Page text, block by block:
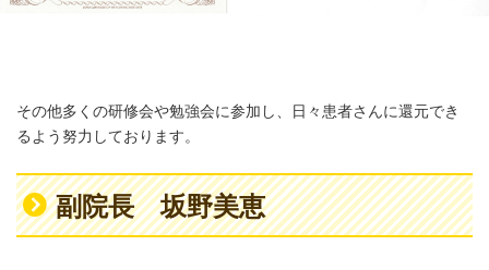
その他多くの研修会や勉強会に参加し、日々患者さんに還元でき
るよう努力しております。
副院長 坂野美恵